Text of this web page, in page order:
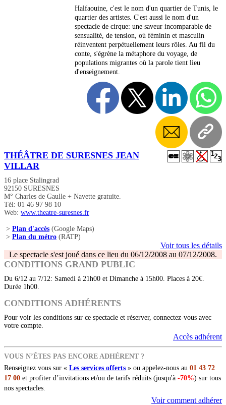
Halfaouine, c'est le nom d'un quartier de Tunis, le
quartier des artistes. C'est aussi le nom d'un
spectacle de cirque: une saveur incomparable de
sensualité, de tension, où féminin et masculin
réinventent perpétuellement leurs rôles. Au fil du
conte, s'égrène la métaphore du voyage, de
populations migrantes où la parole tient lieu
d'enseignement.
THÉÂTRE DE SURESNES JEAN
VILLAR
16 place Stalingrad
92150 SURESNES
M° Charles de Gaulle + Navette gratuite.
Tél: 01 46 97 98 10
Web: www.theatre-suresnes.fr
> Plan d'accès (Google Maps)
> Plan du métro (RATP)
Voir tous les détails
Le spectacle s'est joué dans ce lieu du 06/12/2008 au 07/12/2008.
CONDITIONS GRAND PUBLIC
Du 6/12 au 7/12: Samedi à 21h00 et Dimanche à 15h00. Places à 20€.
Durée 1h00.
CONDITIONS ADHÉRENTS
Pour voir les conditions sur ce spectacle et réserver, connectez-vous avec
votre compte.
Accès adhérent
VOUS N’ÊTES PAS ENCORE ADHÉRENT ?
Renseignez vous sur « Les services offerts » ou appelez-nous au 01 43 72
17 00 et profiter d’invitations et/ou de tarifs réduits (jusqu'à -70%) sur tous
nos spectacles.
Voir comment adhérer